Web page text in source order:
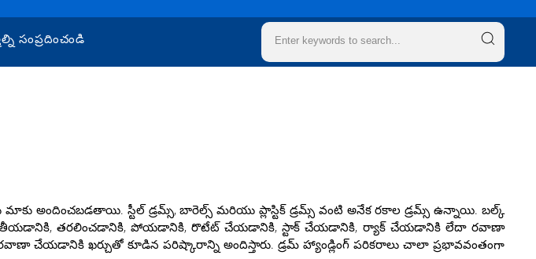
సంప్రదించండి
అందించబడతాయి. స్టీల్ డ్రమ్స్, బారెల్స్ మరియు ప్లాస్టిక్ డ్రమ్స్ వంటి అనేక రకాల డ్రమ్స్ ఉన్నాయి. బల్క్
తీయడానికి, తరలించడానికి, పోయడానికి, రొటేట్ చేయడానికి, స్టాక్ చేయడానికి, ర్యాక్ చేయడానికి లేదా రవాణా
చేయడానికి ఖర్చుతో కూడిన పరిష్కారాన్ని అందిస్తారు. డ్రమ్ హ్యాండ్లింగ్ పరికరాలు చాలా ప్రభావవంతంగా